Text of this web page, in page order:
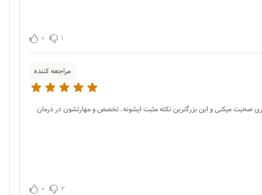
1
0
مراجعه کننده
صحبت میکنی و این بزرگترین نکته مثبت ایشونه. تخصص و مهارتشون در درمان
2
0